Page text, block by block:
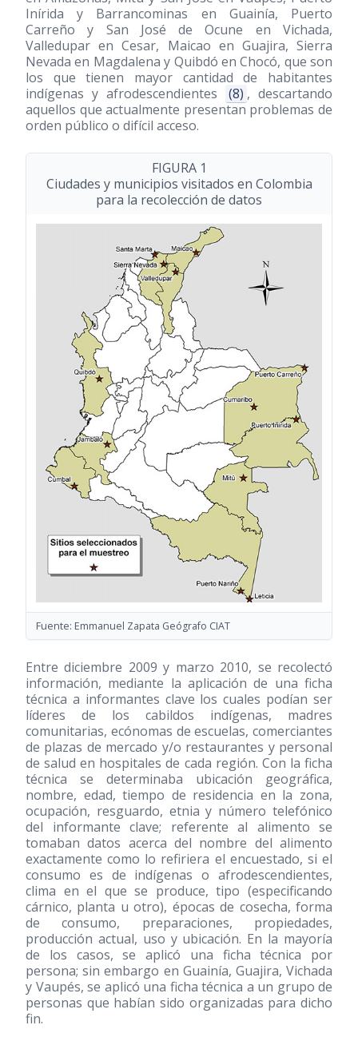
Inírida y Barrancominas en Guainía, Puerto
Carreño y San José de Ocune en Vichada,
Valledupar en Cesar, Maicao en Guajira, Sierra
Nevada en Magdalena y Quibdó en Chocó, que son
los que tienen mayor cantidad de habitantes
indígenas y afrodescendientes
(8) , descartando
aquellos que actualmente presentan problemas de
orden público o difícil acceso.
FIGURA 1
Ciudades y municipios visitados en Colombia
para la recolección de datos
Fuente: Emmanuel Zapata Geógrafo CIAT
Entre diciembre 2009 y marzo 2010, se recolectó
información, mediante la aplicación de una ficha
técnica a informantes clave los cuales podían ser
líderes de los cabildos indígenas, madres
comunitarias, ecónomas de escuelas, comerciantes
de plazas de mercado y/o restaurantes y personal
de salud en hospitales de cada región. Con la ficha
técnica se determinaba ubicación geográfica,
nombre, edad, tiempo de residencia en la zona,
ocupación, resguardo, etnia y número telefónico
del informante clave; referente al alimento se
tomaban datos acerca del nombre del alimento
exactamente como lo refiriera el encuestado, si el
consumo es de indígenas o afrodescendientes,
clima en el que se produce, tipo (especificando
cárnico, planta u otro), épocas de cosecha, forma
de consumo, preparaciones, propiedades,
producción actual, uso y ubicación. En la mayoría
de los casos, se aplicó una ficha técnica por
persona; sin embargo en Guainía, Guajira, Vichada
y Vaupés, se aplicó una ficha técnica a un grupo de
personas que habían sido organizadas para dicho
fin.